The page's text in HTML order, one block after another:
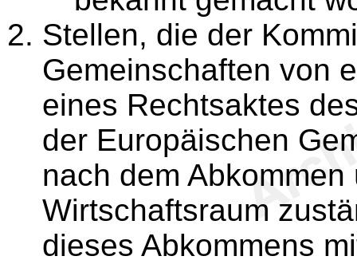
Stellen, die der
Gemeinschaften von
eines Rechtsaktes
der Europäischen
nach dem
Wirtschaftsraum
dieses Abkommens